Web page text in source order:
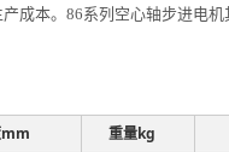
成本。86系列空心轴步进电机
mm 重量kg